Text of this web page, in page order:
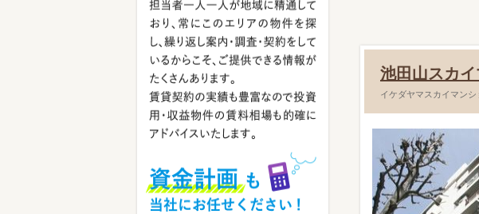
池田山スカ
イケダヤマスカイマンシ